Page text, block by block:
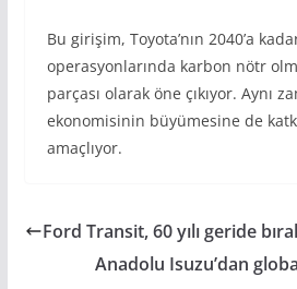
Bu girişim, Toyota’nın 2040’a
operasyonlarında karbon nötr
parçası olarak öne çıkıyor. Aynı
ekonomisinin büyümesine de
amaçlıyor.
Ford Transit, 60 yılı geride
Anadolu Isuzu’dan